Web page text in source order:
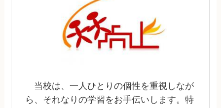
当校は、一人ひとりの個性を重視しなが
ら、それなりの学習をお手伝いします。特